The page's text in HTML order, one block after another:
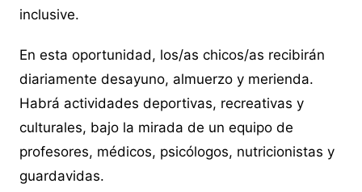
inclusive.
En esta oportunidad, los/as chicos/as recibirán
diariamente desayuno, almuerzo y merienda.
Habrá actividades deportivas, recreativas y
culturales, bajo la mirada de un equipo de
profesores, médicos, psicólogos, nutricionistas y
guardavidas.